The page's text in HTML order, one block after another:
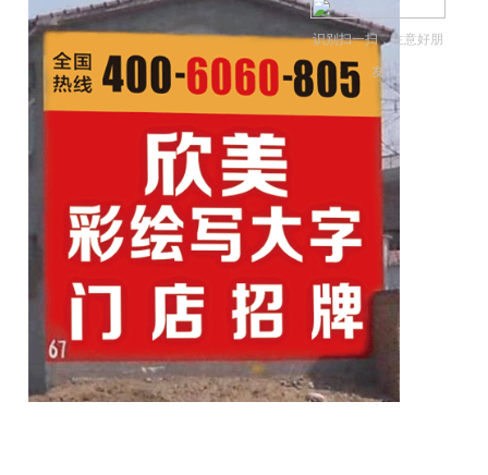
识别扫一扫，生意好朋
友